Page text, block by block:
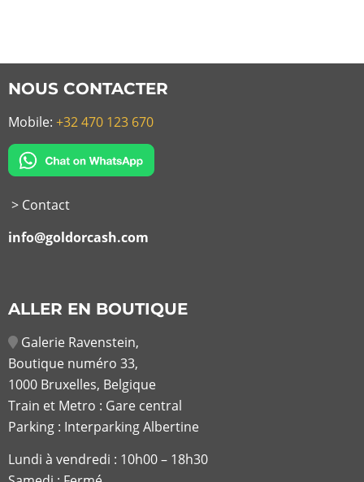
NOUS CONTACTER
Mobile: +32 470 123 670
> Contact
info@goldorcash.com
ALLER EN BOUTIQUE
Galerie Ravenstein,
Boutique numéro 33,
1000 Bruxelles, Belgique
Train et Metro : Gare central
Parking : Interparking Albertine
Lundi à vendredi : 10h00 – 18h30